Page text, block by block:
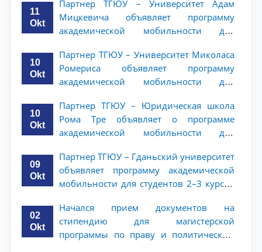
ТГЮУ
11
Okt
Партнер ТГЮУ – Университет Адам
Мицкевича объявляет программу
академической мобильности для
10
Okt
Партнер ТГЮУ – Университет Миколаса
Ромериса объявляет программу
академической мобильности для
10
Okt
Партнер ТГЮУ – Юридическая школа
Рома Тре объявляет о программе
академической мобильности для
09
Okt
Партнер ТГЮУ – Гданьский университет
объявляет программу академической
мобильности для студентов 2–3 курсов
02
Okt
Начался прием документов на
стипендию для магистерской
программы по праву и политическим